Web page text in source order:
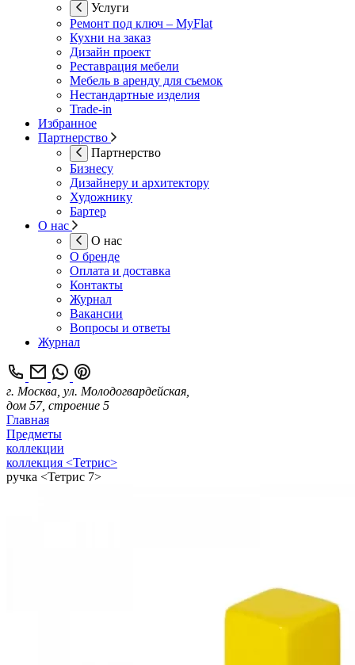
Услуги
Ремонт под ключ – MyFlat
Кухни на заказ
Дизайн проект
Реставрация мебели
Мебель в аренду для съемок
Нестандартные изделия
Trade-in
Избранное
Партнерство
Партнерство
Бизнесу
Дизайнеру и архитектору
Художнику
Бартер
О нас
О нас
О бренде
Оплата и доставка
Контакты
Журнал
Вакансии
Вопросы и ответы
Журнал
г. Москва, ул. Молодогвардейская,
дом 57, строение 5
Главная
Предметы
коллекции
коллекция <Тетрис>
ручка <Тетрис 7>